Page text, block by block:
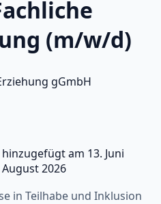
(m/w/d)
gGmbH
hinzugefügt am 13. Juni
August 2026
in Teilhabe und Inklusion